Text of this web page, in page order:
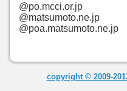
@po.mcci.or.jp
@matsumoto.ne.jp
@poa.matsumoto.ne.jp
copyright © 2009-